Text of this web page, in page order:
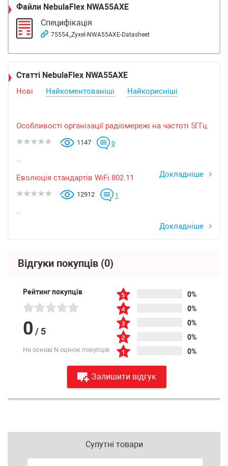
Файли NebulaFlex NWA55AXE
Специфікація
75554_Zyxel-NWA55AXE-Datasheet
Статті NebulaFlex NWA55AXE
Нові Найкоментованіші Найкорисніші
Особливості організації радіомережі на частоті 5ГГц
1147 0
...
Докладніше
Еволюція стандартів WiFi 802.11
12912 1
...
Докладніше
Відгуки покупців (0)
Рейтинг покупців
0 / 5
На основі N оцінок покупців
0%
0%
0%
0%
0%
Залишити відгук
Супутні товари